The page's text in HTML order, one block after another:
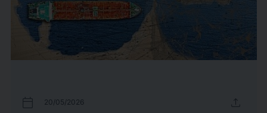
calendar_today 20/05/2026 upload